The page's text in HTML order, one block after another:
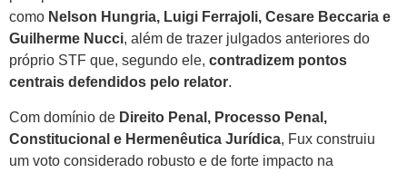
como Nelson Hungria, Luigi Ferrajoli, Cesare Beccaria e
Guilherme Nucci, além de trazer julgados anteriores do
próprio STF que, segundo ele, contradizem pontos
centrais defendidos pelo relator.
Com domínio de Direito Penal, Processo Penal,
Constitucional e Hermenêutica Jurídica, Fux construiu
um voto considerado robusto e de forte impacto na